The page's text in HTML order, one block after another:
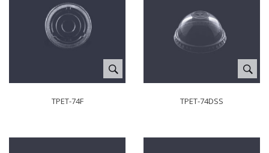
TPET-74F TPET-74DSS